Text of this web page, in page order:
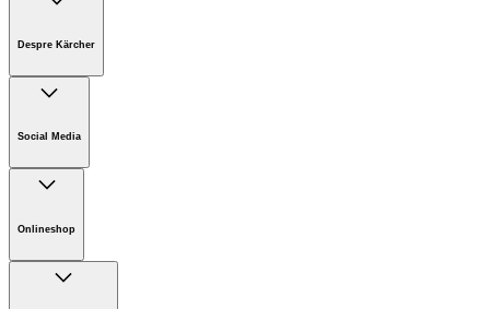
Despre Kärcher
Sustenabilitate
Noutati
Social Media
Onlineshop
Informații magazin online